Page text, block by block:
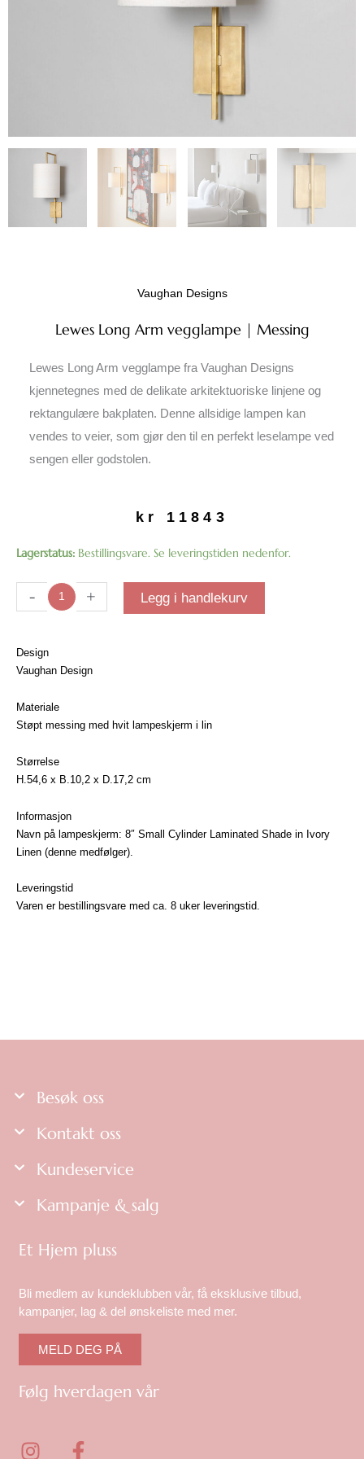
Vaughan Designs
Lewes Long Arm vegglampe | Messing
Lewes Long Arm vegglampe fra Vaughan Designs
kjennetegnes med de delikate arkitektuoriske linjene og
rektangulære bakplaten. Denne allsidige lampen kan
vendes to veier, som gjør den til en perfekt leselampe ved
sengen eller godstolen.
kr 11843
Lagerstatus: Bestillingsvare. Se leveringstiden nedenfor.
-
Lewes
vegglampe
antall
+ Legg i handlekurv
Design
Vaughan Design
Materiale
Støpt messing med hvit lampeskjerm i lin
Størrelse
H.54,6 x B.10,2 x D.17,2 cm
Informasjon
Navn på lampeskjerm: 8″ Small Cylinder Laminated Shade in Ivory
Linen (denne medfølger).
Leveringstid
Varen er bestillingsvare med ca. 8 uker leveringstid.
Besøk oss
Kontakt oss
Kundeservice
Kampanje & salg
Et Hjem pluss
Bli medlem av kundeklubben vår, få eksklusive tilbud,
kampanjer, lag & del ønskeliste med mer.
MELD DEG PÅ
Følg hverdagen vår
I
F